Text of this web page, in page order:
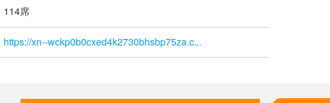
114席
https://xn--wckp0b0cxed4k2730bhsbp75za.c...